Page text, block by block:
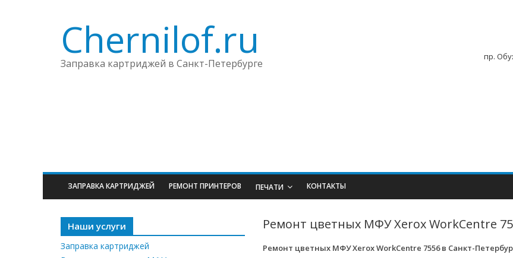
Chernilof.ru
Заправка картриджей в Санкт-Петербурге
пр.
ЗАПРАВКА КАРТРИДЖЕЙ РЕМОНТ ПРИНТЕРОВ ПЕЧАТИ КОНТАКТЫ
Ремонт цветных МФУ Xerox WorkCentre
Ремонт цветных МФУ Xerox WorkCentre 7556 в Санкт-
Наши услуги
Заправка картриджей